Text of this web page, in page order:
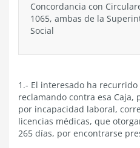
Concordancia con
1065, ambas de la
Social
1.- El interesado ha
reclamando contra esa
por incapacidad laboral,
licencias médicas, que
265 días, por encontrarse